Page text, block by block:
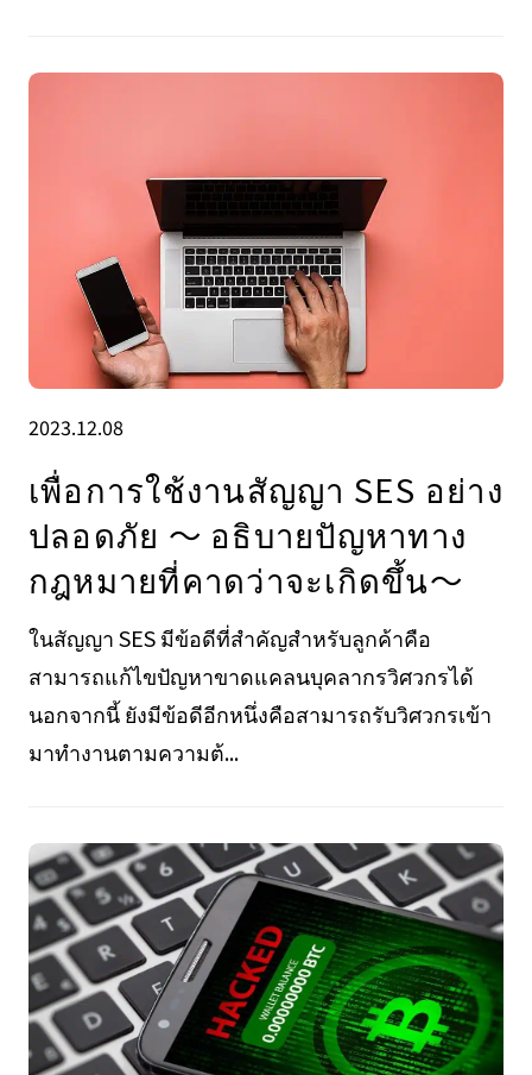
2023.12.08
เพื่อการใช้งานสัญญา SES อย่าง
ปลอดภัย ～ อธิบายปัญหาทาง
กฎหมายที่คาดว่าจะเกิดขึ้น～
ในสัญญา SES มีข้อดีที่สำคัญสำหรับลูกค้าคือ
สามารถแก้ไขปัญหาขาดแคลนบุคลากรวิศวกรได้
นอกจากนี้ ยังมีข้อดีอีกหนึ่งคือสามารถรับวิศวกรเข้า
มาทำงานตามความต้...